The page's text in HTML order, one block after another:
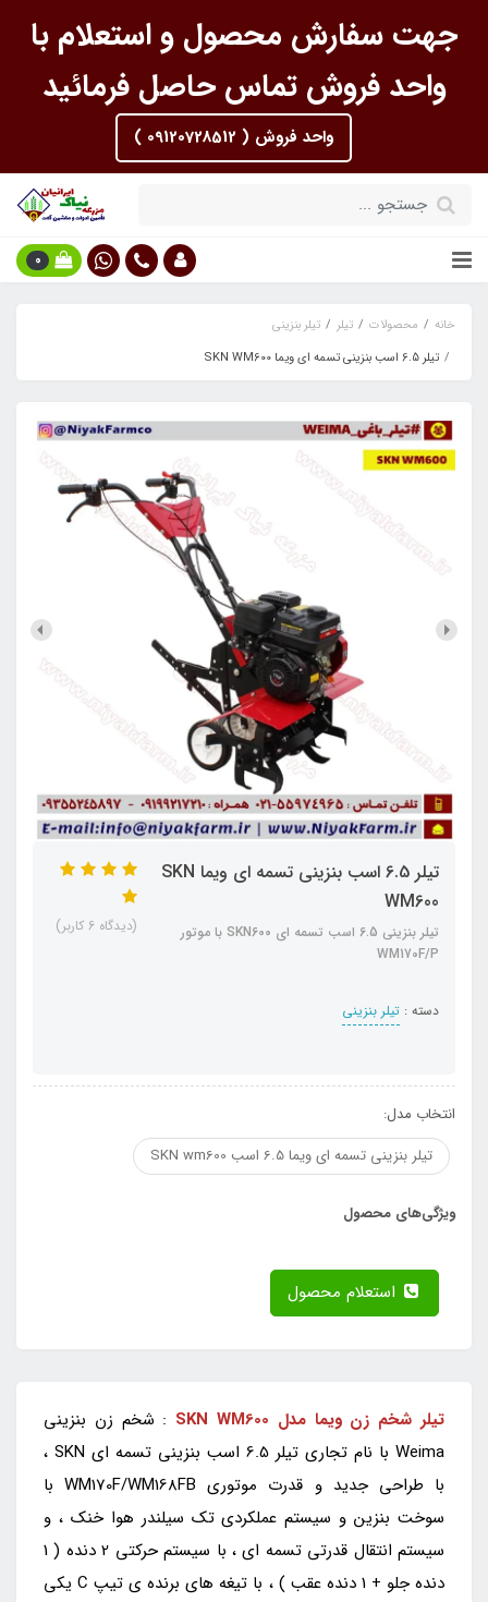
جهت سفارش محصول و استعلام با
واحد فروش تماس حاصل فرمائید
واحد فروش ( 09120728512 )
0
خانه محصولات تیلر
تیلر بنزینی
تیلر 6.5 اسب بنزینی تسمه ای ویما SKN WM600
تیلر 6.5 اسب بنزینی تسمه ای ویما SKN
WM600
تیلر بنزینی 6.5 اسب تسمه ای SKN600 با موتور
WM170F/P
دسته : تیلر بنزینی
(دیدگاه 6 کاربر)
انتخاب مدل:
تیلر بنزینی تسمه ای ویما 6.5 اسب SKN wm600
ویژگی‌های محصول
تیلر شخم زن ویما مدل SKN WM600
: شخم زن بنزینی
Weima با نام تجاری تیلر 6.5 اسب بنزینی تسمه ای SKN ،
با طراحی جدید و قدرت موتوری WM170F/WM168FB با
سوخت بنزین و سیستم عملکردی تک سیلندر هوا خنک ، و
سیستم انتقال قدرتی تسمه ای ، با سیستم حرکتی 2 دنده ( 1
دنده جلو + 1 دنده عقب ) ، با تیغه های برنده ی تیپ C یکی